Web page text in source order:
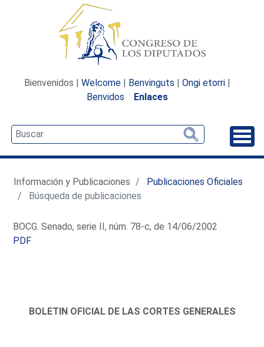
Bienvenidos | Welcome | Benvinguts | Ongi etorri |
Benvidos
Enlaces
Información y Publicaciones
Publicaciones Oficiales
Búsqueda de publicaciones
BOCG. Senado, serie II, núm. 78-c, de 14/06/2002
PDF
BOLETIN OFICIAL DE LAS CORTES GENERALES